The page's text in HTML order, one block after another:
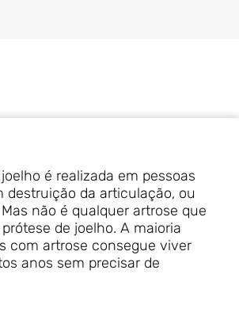
é realizada em pessoas
destruição da articulação, ou
não é qualquer artrose que
de joelho. A maioria
com artrose consegue viver
anos sem precisar de